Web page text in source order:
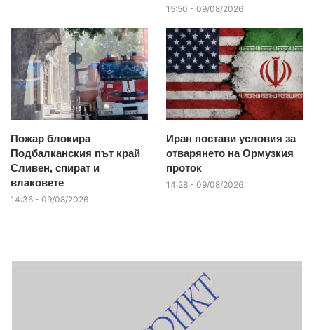
15:50 - 09/08/2026
Пожар блокира
Подбалканския път край
Сливен, спират и
влаковете
14:36 - 09/08/2026
Иран постави условия за
отварянето на Ормузкия
проток
14:28 - 09/08/2026